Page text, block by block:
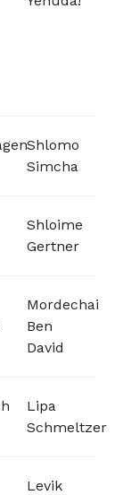
Shlomo
Simcha
Shloime
Gertner
Mordechai
Ben
David
Lipa
Schmeltzer
Levik